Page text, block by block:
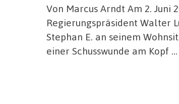
Von Marcus Arndt Am 2. Juni
Regierungspräsident Walter
Stephan E. an seinem
einer Schusswunde am Kopf …